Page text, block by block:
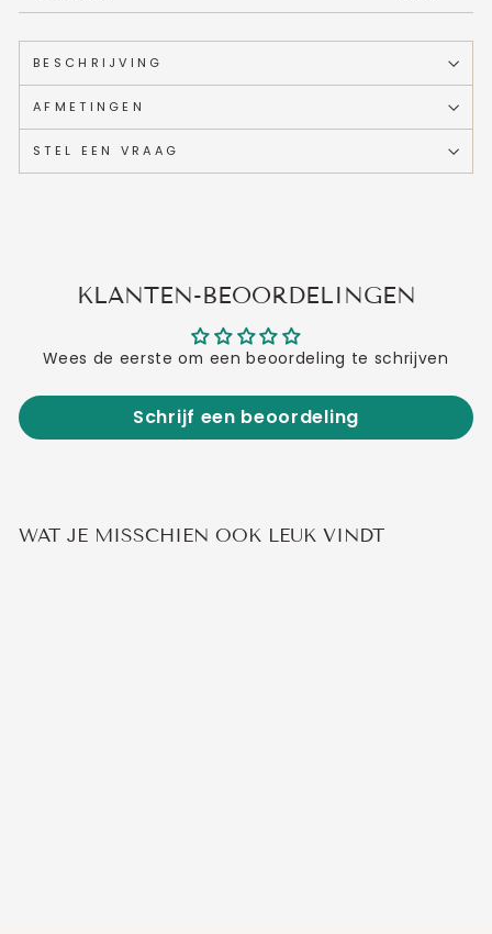
BESCHRIJVING
AFMETINGEN
STEL EEN VRAAG
KLANTEN-BEOORDELINGEN
Wees de eerste om een beoordeling te schrijven
Schrijf een beoordeling
WAT JE MISSCHIEN OOK LEUK VINDT